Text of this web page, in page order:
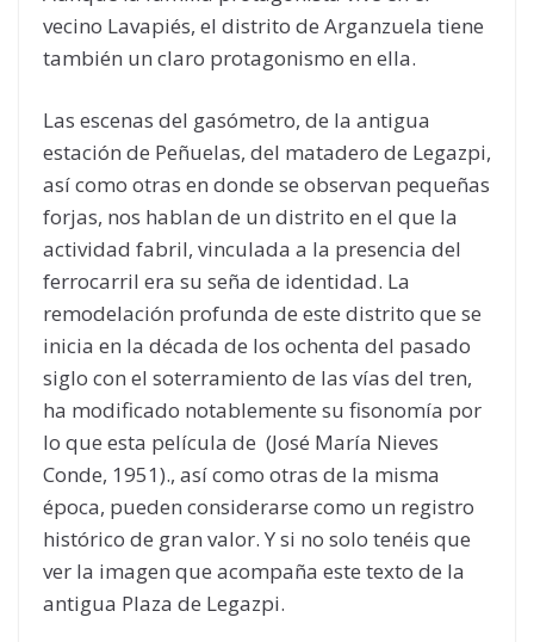
vecino Lavapiés, el distrito de Arganzuela tiene
también un claro protagonismo en ella.
Las escenas del gasómetro, de la antigua
estación de Peñuelas, del matadero de Legazpi,
así como otras en donde se observan pequeñas
forjas, nos hablan de un distrito en el que la
actividad fabril, vinculada a la presencia del
ferrocarril era su seña de identidad. La
remodelación profunda de este distrito que se
inicia en la década de los ochenta del pasado
siglo con el soterramiento de las vías del tren,
ha modificado notablemente su fisonomía por
lo que esta película de (José María Nieves
Conde, 1951)., así como otras de la misma
época, pueden considerarse como un registro
histórico de gran valor. Y si no solo tenéis que
ver la imagen que acompaña este texto de la
antigua Plaza de Legazpi.